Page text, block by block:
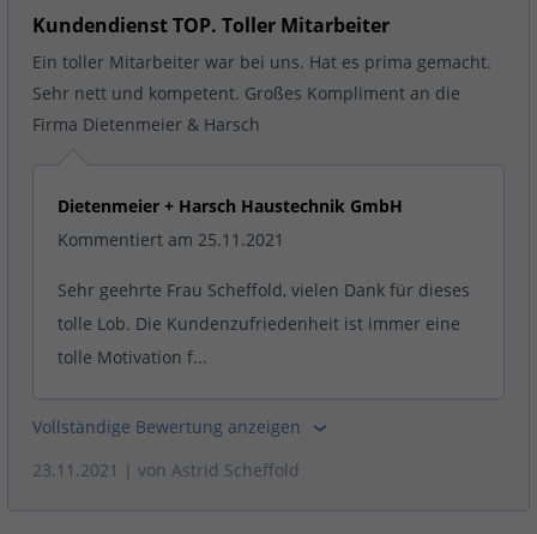
Kundendienst TOP. Toller Mitarbeiter
Ein toller Mitarbeiter war bei uns. Hat es prima gemacht.
Sehr nett und kompetent. Großes Kompliment an die
Firma Dietenmeier & Harsch
Dietenmeier + Harsch Haustechnik GmbH
Kommentiert am 25.11.2021
Sehr geehrte Frau Scheffold, vielen Dank für dieses
tolle Lob. Die Kundenzufriedenheit ist immer eine
tolle Motivation f...
Vollständige Bewertung anzeigen
23.11.2021 | von Astrid Scheffold